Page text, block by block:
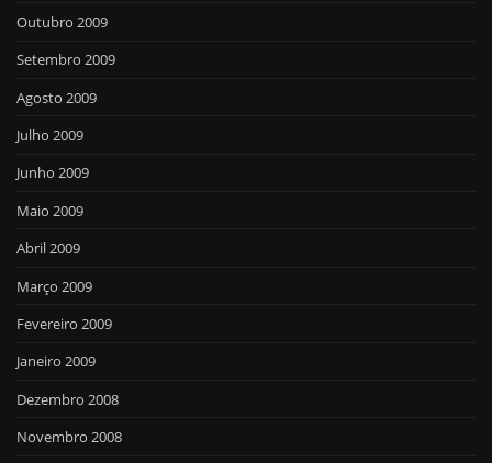
Outubro 2009
Setembro 2009
Agosto 2009
Julho 2009
Junho 2009
Maio 2009
Abril 2009
Março 2009
Fevereiro 2009
Janeiro 2009
Dezembro 2008
Novembro 2008